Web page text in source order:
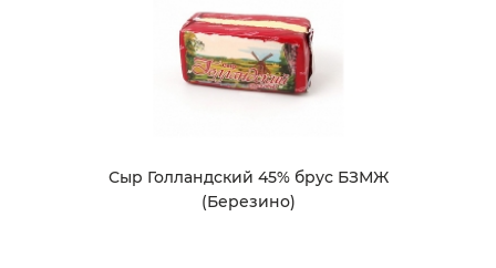
Сыр Голландский 45% брус БЗМЖ
(Березино)